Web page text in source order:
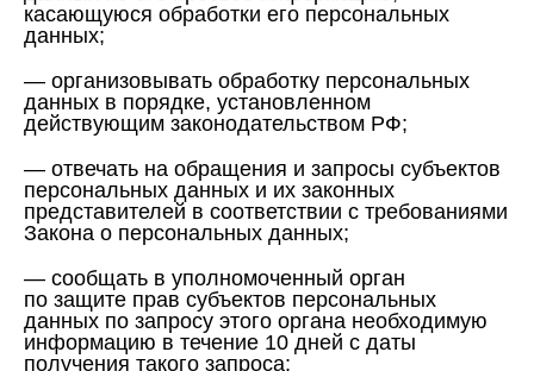
касающуюся обработки его персональных
данных;
— организовывать обработку персональных
данных в порядке, установленном
действующим законодательством РФ;
— отвечать на обращения и запросы субъектов
персональных данных и их законных
представителей в соответствии с требованиями
Закона о персональных данных;
— сообщать в уполномоченный орган
по защите прав субъектов персональных
данных по запросу этого органа необходимую
информацию в течение 10 дней с даты
получения такого запроса;